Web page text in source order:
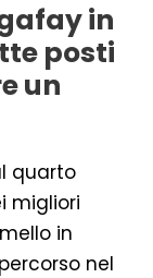
in
posti
un
quarto
migliori
in
nel